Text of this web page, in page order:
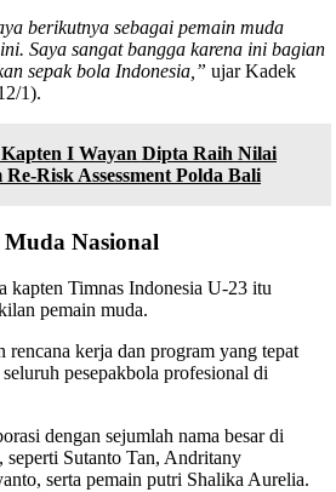
berikutnya sebagai pemain muda
Saya sangat bangga karena ini bagian
sepak bola Indonesia,” ujar Kadek
1).
I Wayan Dipta Raih Nilai
Risk Assessment Polda Bali
Nasional
kapten Timnas Indonesia U-23 itu
pemain muda.
rencana kerja dan program yang tepat
pesepakbola profesional di
dengan sejumlah nama besar di
seperti Sutanto Tan, Andritany
serta pemain putri Shalika Aurelia.